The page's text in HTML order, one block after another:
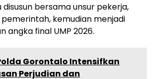
disusun bersama unsur pekerja,
kemudian menjadi
angka final UMP 2026.
Gorontalo Intensifkan
Perjudian dan